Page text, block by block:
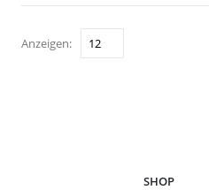
Anzeigen:
SHOP